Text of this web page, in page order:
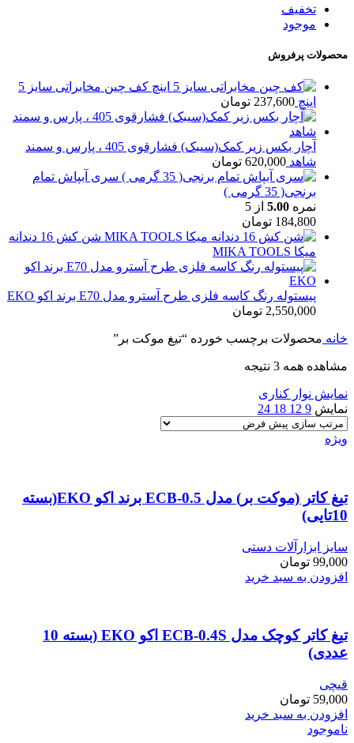
تخفیف
موجود
محصولات پرفروش
کف چین مخابراتی سایز 5
اینچ 237,600 تومان
آچار بکس زیر کمک(سیبک) فشارقوی 405 ، پارس و سمند
شاهد 620,000 تومان
سری آبپاش تمام
برنجی( 35 گرمی )
نمره 5.00 از 5
184,800 تومان
شن کش 16 دندانه
میکا MIKA TOOLS
پیستوله رنگ کاسه فلزی طرح آسترو مدل E70 برند اکو EKO
2,550,000 تومان
خانه محصولات برچسب خورده “تیغ موکت بر”
مشاهده همه 3 نتیجه
نمایش نوار کناری
نمایش 9
12
18
24
ویژه
تیغ کاتر (موکت بر) مدل ECB-0.5 برند اکو EKO(بسته
10تایی)
سایز ابزارآلات دستی
99,000 تومان
افزودن به سبد خرید
تیغ کاتر کوچک مدل ECB-0.4S اکو EKO (بسته 10
عددی)
قیچی
59,000 تومان
افزودن به سبد خرید
ناموجود